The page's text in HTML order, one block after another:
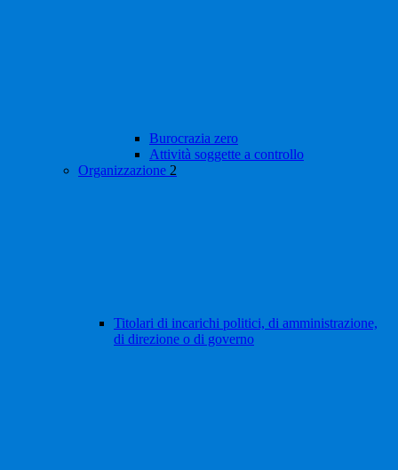
Burocrazia zero
Attività soggette a controllo
Organizzazione 2
Titolari di incarichi politici, di amministrazione,
di direzione o di governo